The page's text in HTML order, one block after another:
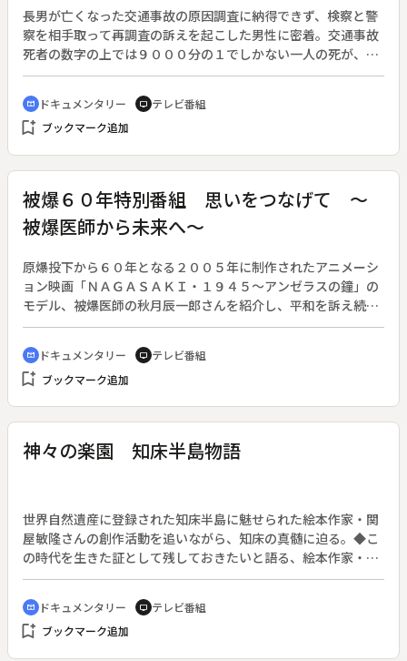
長男が亡くなった交通事故の原因調査に納得できず、検察と警
察を相手取って再調査の訴えを起こした男性に密着。交通事故
死者の数字の上では９０００分の１でしかない一人の死が、遺
族にとっては全てであることを訴える。◆事故はバイクとバス
の衝突。警察はバイクが速度を出しすぎてカーブを曲がりきれ
ず、衝突したとして死亡した長男を道路交通法違反で書類送検
した。事故後に自宅に来たバスの運転手は「バイクに併走して
るかの調査もせずに捜査は終結した。
cinematic_blur ドキュメンタリー tv テレビ番組
bookmark_add ブックマーク追加
被爆６０年特別番組 思いをつなげて ～
被爆医師から未来へ～
原爆投下から６０年となる２００５年に制作されたアニメーシ
ョン映画「ＮＡＧＡＳＡＫＩ・１９４５～アンゼラスの鐘」の
モデル、被爆医師の秋月辰一郎さんを紹介し、平和を訴え続け
る強い思いを伝える。◆爆心地から１４００メートルで被爆し
た秋月さんは、医師として被爆者の治療に当る一方、永年に渡
り被爆者の証言の収集を行ってきた。しかし１０年前に持病の
喘息の発作で倒れて意識不明となり、妻・すが子さんの献身的
強い思いは、思想を超えて被爆二世や若い世代へ受け継がれて
いく。
cinematic_blur ドキュメンタリー tv テレビ番組
bookmark_add ブックマーク追加
神々の楽園 知床半島物語
世界自然遺産に登録された知床半島に魅せられた絵本作家・関
屋敏隆さんの創作活動を追いながら、知床の真髄に迫る。◆こ
の時代を生きた証として残しておきたいと語る、絵本作家・関
谷敏隆さんは、６０歳の節目の年に一年がかりで知床に通う。
完成した絵本のタイトルは「楽園」。知床を愛した森繁久弥さ
んが口ずさむ「知床旅情」。知床を歌い続けるシャンソン歌
手・加藤登紀子さんが語る、奇跡のような命のつながり。美し
cinematic_blur ドキュメンタリー tv テレビ番組
bookmark_add ブックマーク追加